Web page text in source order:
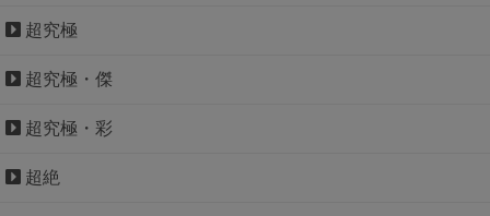
超究極
超究極・傑
超究極・彩
超絶